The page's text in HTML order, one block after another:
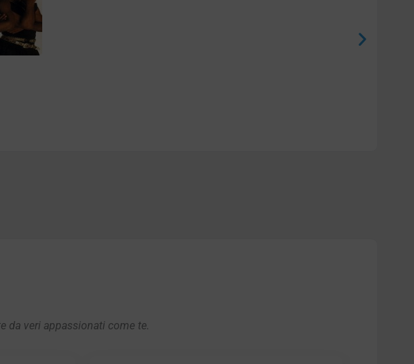
da veri appassionati come te.